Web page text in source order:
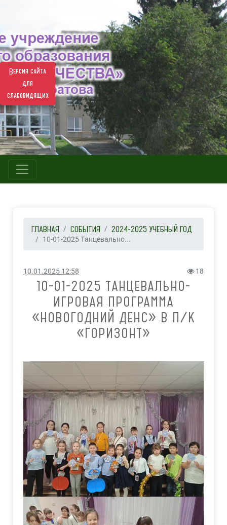
Версия сайта
для
слабовидящих
ГЛАВНАЯ СОБЫТИЯ 2024-2025 УЧЕБНЫЙ ГОД
10-01-2025 Танцевально...
10.01.2025 12:58 18
10-01-2025 ТАНЦЕВАЛЬНО-
ИГРОВАЯ ПРОГРАММА
«НОВОГОДНИЙ ДЕНС» В П/К
«ГОРИЗОНТ»